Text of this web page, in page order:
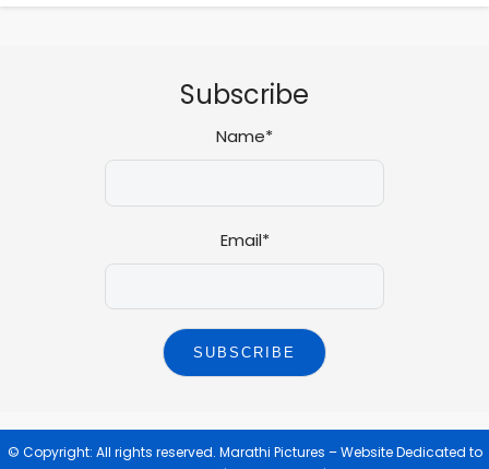
Subscribe
Name*
Email*
© Copyright: All rights reserved. Marathi Pictures – Website Dedicated to